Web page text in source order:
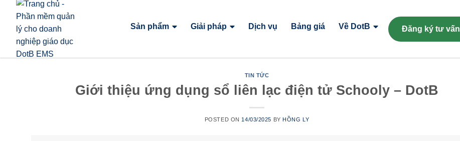
Sản phẩm Giải pháp Dịch vụ Bảng giá Về DotB Đăng ký tư vấn
TIN TỨC
Giới thiệu ứng dụng sổ liên lạc điện tử Schooly – DotB
POSTED ON 14/03/2025 BYHỒNG LY